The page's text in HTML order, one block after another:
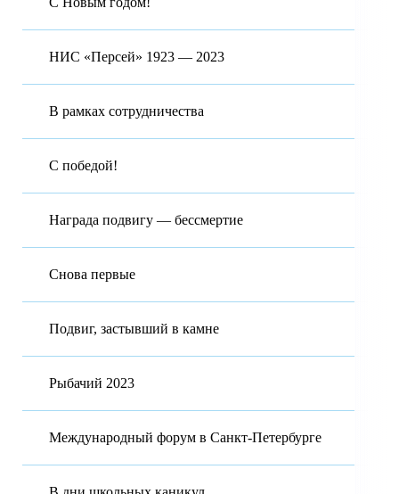
НИС «Персей» 1923 — 2023
В рамках сотрудничества
С победой!
Награда подвигу — бессмертие
Снова первые
Подвиг, застывший в камне
Рыбачий 2023
Международный форум в Санкт-Петербурге